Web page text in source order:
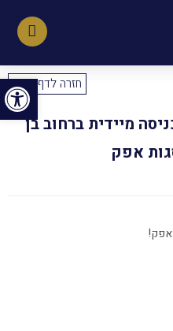
מיידית ברחוב בן
אפק
חזרה לדף הבית
פתח סרגל נגישות